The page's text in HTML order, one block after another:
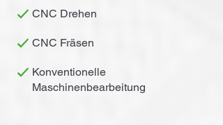
CNC Drehen
CNC Fräsen
Konventionelle
Maschinenbearbeitung